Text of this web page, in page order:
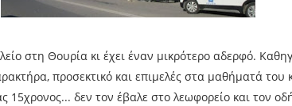
στη Θουρία κι έχει έναν μικρότερο αδερφό.
προσεκτικό και επιμελές στα μαθήματά
15χρονος... δεν τον έβαλε στο λεωφορείο και τον